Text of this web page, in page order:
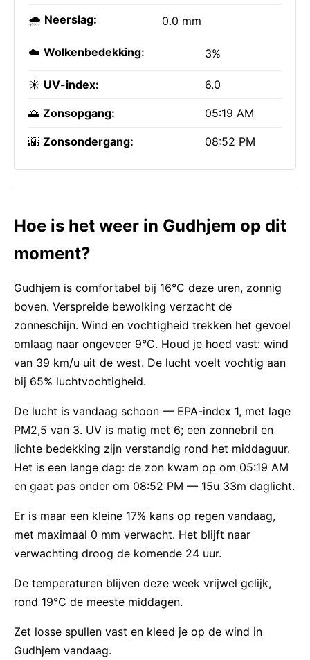
🌧️ Neerslag: 0.0 mm
☁️ Wolkenbedekking: 3%
☀️ UV-index: 6.0
🌅 Zonsopgang: 05:19 AM
🌇 Zonsondergang: 08:52 PM
Hoe is het weer in Gudhjem op dit
moment?
Gudhjem is comfortabel bij 16°C deze uren, zonnig
boven. Verspreide bewolking verzacht de
zonneschijn. Wind en vochtigheid trekken het gevoel
omlaag naar ongeveer 9°C. Houd je hoed vast: wind
van 39 km/u uit de west. De lucht voelt vochtig aan
bij 65% luchtvochtigheid.
De lucht is vandaag schoon — EPA-index 1, met lage
PM2,5 van 3. UV is matig met 6; een zonnebril en
lichte bedekking zijn verstandig rond het middaguur.
Het is een lange dag: de zon kwam op om 05:19 AM
en gaat pas onder om 08:52 PM — 15u 33m daglicht.
Er is maar een kleine 17% kans op regen vandaag,
met maximaal 0 mm verwacht. Het blijft naar
verwachting droog de komende 24 uur.
De temperaturen blijven deze week vrijwel gelijk,
rond 19°C de meeste middagen.
Zet losse spullen vast en kleed je op de wind in
Gudhjem vandaag.